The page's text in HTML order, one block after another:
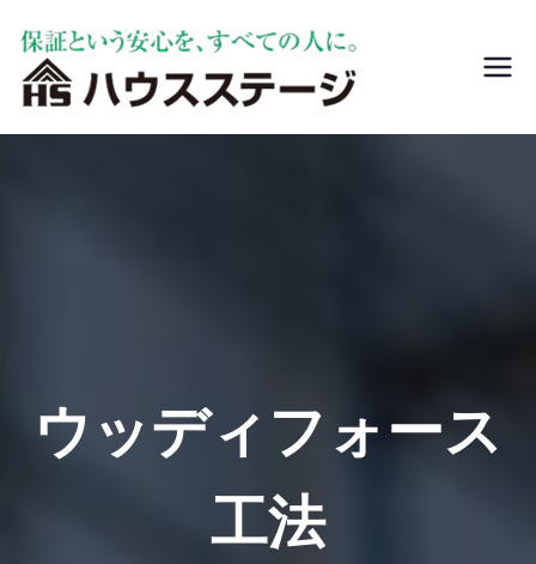
ハウスステー
リフォームや新築
ウッディフォース
工法